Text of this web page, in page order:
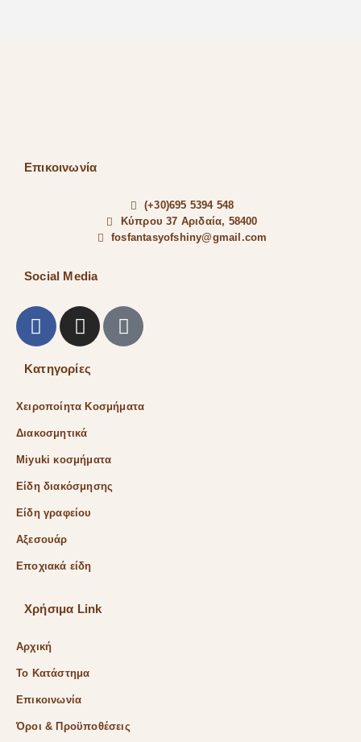
Επικοινωνία
(+30)695 5394 548
Κύπρου 37 Αριδαία, 58400
fosfantasyofshiny@gmail.com
Social Media
Κατηγορίες
Χειροποίητα Κοσμήματα
Διακοσμητικά
Miyuki κοσμήματα
Είδη διακόσμησης
Είδη γραφείου
Αξεσουάρ
Εποχιακά είδη
Χρήσιμα Link
Αρχική
Το Κατάστημα
Επικοινωνία
Όροι & Προϋποθέσεις